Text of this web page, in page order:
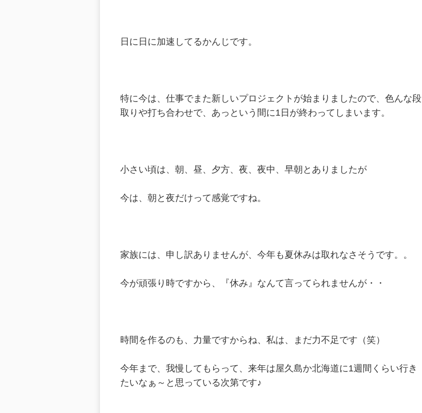
日に日に加速してるかんじです。
特に今は、仕事でまた新しいプロジェクトが始まりましたので、色んな段
取りや打ち合わせで、あっという間に1日が終わってしまいます。
小さい頃は、朝、昼、夕方、夜、夜中、早朝とありましたが
今は、朝と夜だけって感覚ですね。
家族には、申し訳ありませんが、今年も夏休みは取れなさそうです。。
今が頑張り時ですから、『休み』なんて言ってられませんが・・
時間を作るのも、力量ですからね、私は、まだ力不足です（笑）
今年まで、我慢してもらって、来年は屋久島か北海道に1週間くらい行き
たいなぁ～と思っている次第です♪